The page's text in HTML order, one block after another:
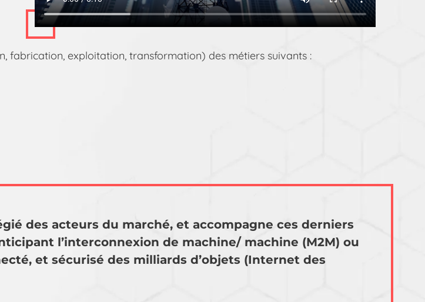
fabrication, exploitation, transformation) des métiers suivants :
des acteurs du marché, et accompagne ces derniers
l’interconnexion de machine/ machine (M2M) ou
et sécurisé des milliards d’objets (Internet des